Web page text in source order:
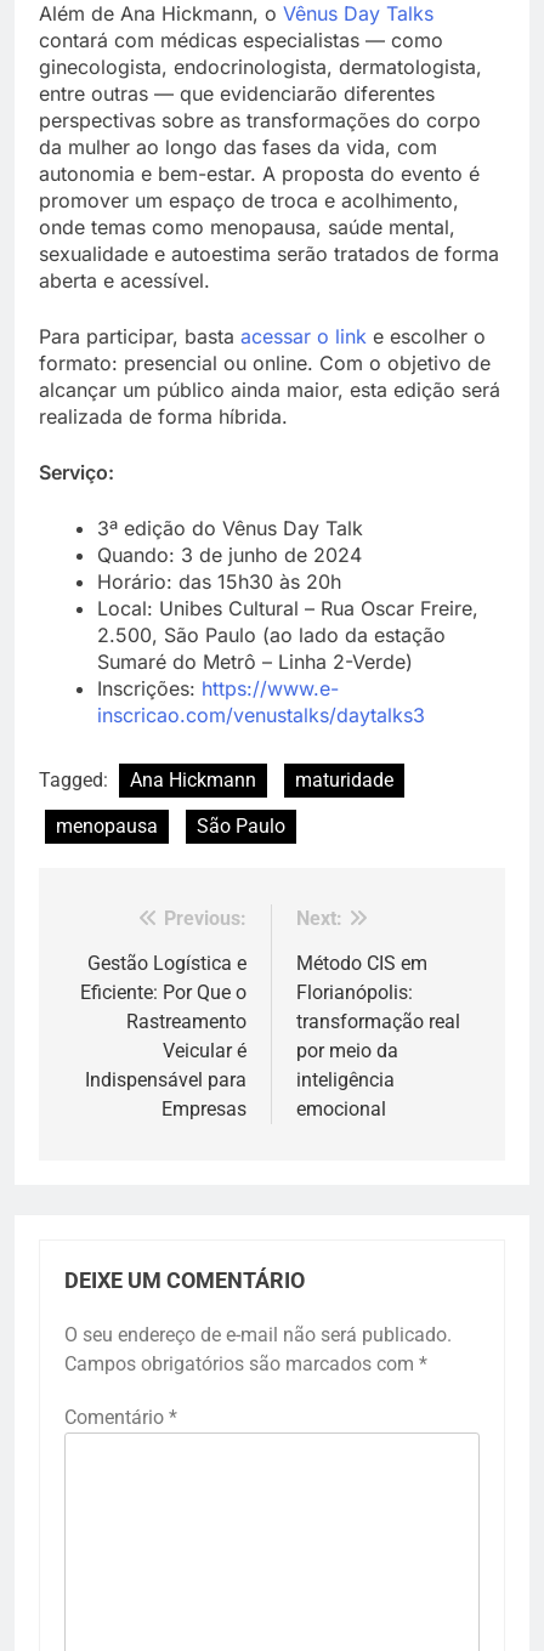
Além de Ana Hickmann, o Vênus Day Talks
contará com médicas especialistas — como
ginecologista, endocrinologista, dermatologista,
entre outras — que evidenciarão diferentes
perspectivas sobre as transformações do corpo
da mulher ao longo das fases da vida, com
autonomia e bem-estar. A proposta do evento é
promover um espaço de troca e acolhimento,
onde temas como menopausa, saúde mental,
sexualidade e autoestima serão tratados de forma
aberta e acessível.
Para participar, basta acessar o link e escolher o
formato: presencial ou online. Com o objetivo de
alcançar um público ainda maior, esta edição será
realizada de forma híbrida.
Serviço:
3ª edição do Vênus Day Talk
Quando: 3 de junho de 2024
Horário: das 15h30 às 20h
Local: Unibes Cultural – Rua Oscar Freire,
2.500, São Paulo (ao lado da estação
Sumaré do Metrô – Linha 2-Verde)
Inscrições: https://www.e-
inscricao.com/venustalks/daytalks3
Tagged: Ana Hickmann
maturidade
menopausa
São Paulo
Navegação
de
Previous:
Gestão Logística e
Eficiente: Por Que o
Rastreamento
Veicular é
Indispensável para
Empresas
Next:
Método CIS em
Florianópolis:
transformação real
por meio da
inteligência
emocional
DEIXE UM COMENTÁRIO
O seu endereço de e-mail não será publicado.
Campos obrigatórios são marcados com *
Comentário *